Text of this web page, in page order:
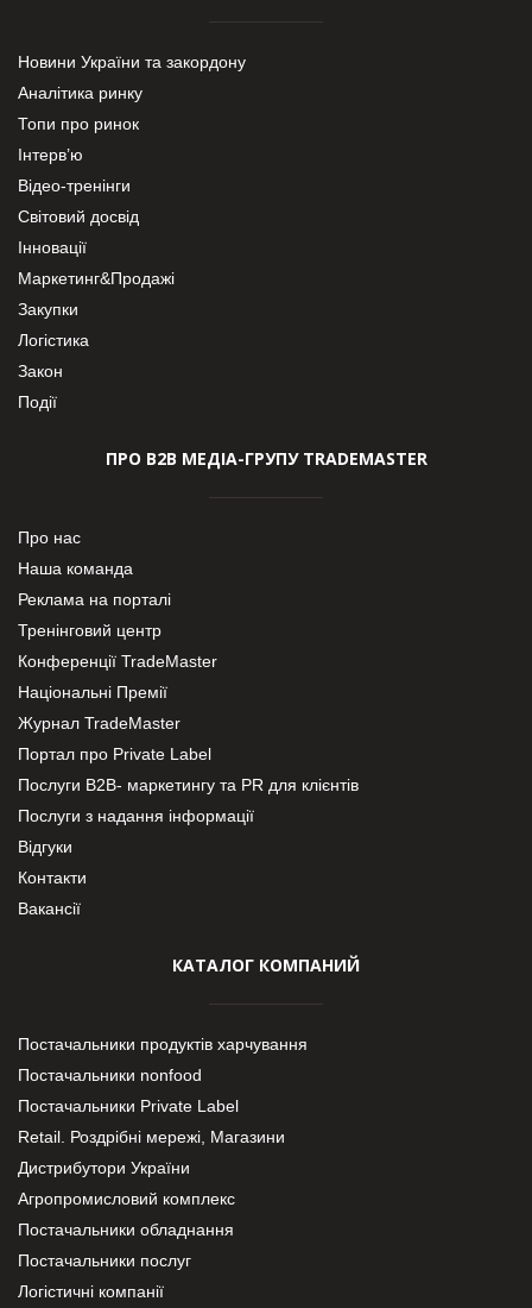
Новини України та закордону
Аналітика ринку
Топи про ринок
Інтерв’ю
Відео-тренінги
Світовий досвід
Інновації
Маркетинг&Продажі
Закупки
Логістика
Закон
Події
ПРО В2В МЕДІА-ГРУПУ TRADEMASTER
Про нас
Наша команда
Реклама на порталі
Тренінговий центр
Конференції TradeMaster
Національні Премії
Журнал TradeMaster
Портал про Private Label
Послуги В2В- маркетингу та PR для клієнтів
Послуги з надання інформації
Відгуки
Контакти
Вакансії
КАТАЛОГ КОМПАНИЙ
Постачальники продуктів харчування
Постачальники nonfood
Постачальники Private Label
Retail. Роздрібні мережі, Магазини
Дистрибутори України
Агропромисловий комплекс
Постачальники обладнання
Постачальники послуг
Логістичні компанії